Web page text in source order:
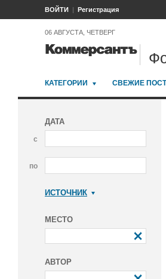
ВОЙТИ Регистрация
06 АВГУСТА, ЧЕТВЕРГ
КАТЕГОРИИ СВЕЖИЕ
ДАТА
с
по
ИСТОЧНИК
МЕСТО
АВТОР